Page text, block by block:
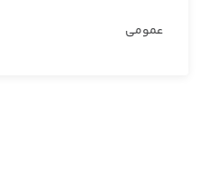
عمومی